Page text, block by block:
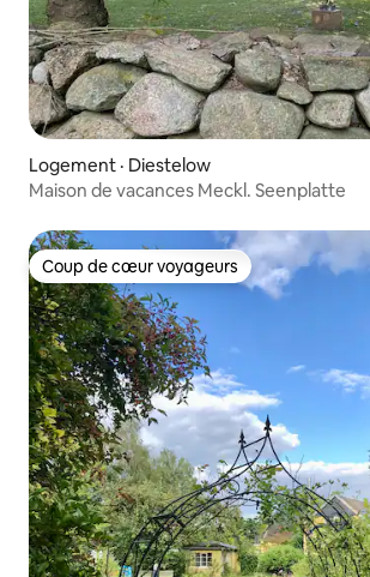
Logement · Diestelow
Maison de vacances Meckl. Seenplatte
Coup de cœur voyageurs
Coup de cœur voyageurs